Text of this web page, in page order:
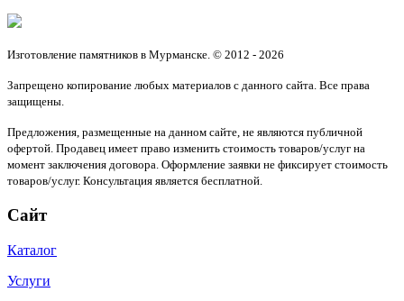
Изготовление памятников в Мурманске. © 2012 - 2026
Запрещено копирование любых материалов с данного сайта. Все права
защищены.
Предложения, размещенные на данном сайте, не являются публичной
офертой. Продавец имеет право изменить стоимость товаров/услуг на
момент заключения договора. Оформление заявки не фиксирует стоимость
товаров/услуг. Консультация является бесплатной.
Сайт
Каталог
Услуги